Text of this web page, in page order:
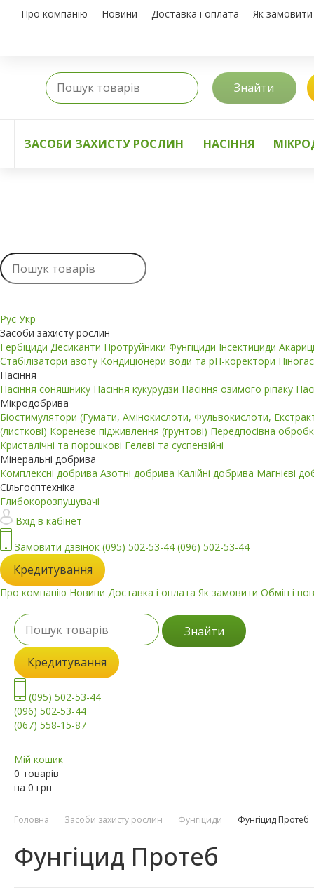
Про компанію Новини Доставка і оплата Як замовити
Знайти
ЗАСОБИ ЗАХИСТУ РОСЛИН НАСІННЯ
Рус Укр
Засоби захисту рослин
Гербіциди Десиканти Протруйники Фунгіциди Інсектициди
Стабілізатори азоту Кондиціонери води та pH-коректори
Насіння
Насіння соняшнику Насіння кукурудзи Насіння озимого ріпаку
Мікродобрива
Біостимулятори (Гумати, Амінокислоти, Фульвокислоти,
(листкові) Кореневе підживлення (ґрунтові) Передпосівна
Кристалічні та порошкові Гелеві та суспензійні
Мінеральні добрива
Комплексні добрива Азотні добрива Калійні добрива Магнієві
Сільгосптехніка
Глибокорозпушувачі
Вхід в кабінет
Замовити дзвінок (095) 502-53-44 (096) 502-53-44
Кредитування
Про компанію Новини Доставка і оплата Як замовити Обмін і
Знайти
Кредитування
(095) 502-53-44
(096) 502-53-44
(067) 558-15-87
Мій кошик
0 товарів
на 0 грн
Головна Засоби захисту рослин Фунгіциди Фунгіцид Протеб
Фунгіцид Протеб